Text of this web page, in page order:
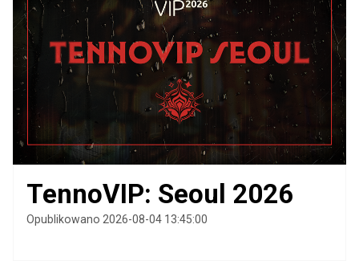
TennoVIP: Seoul 2026
Opublikowano 2026-08-04 13:45:00